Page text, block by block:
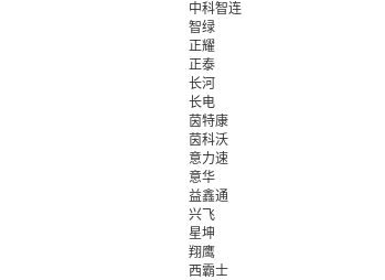
中科智连
智绿
正耀
正泰
长河
长电
茵特康
茵科沃
意力速
意华
益鑫通
兴飞
星坤
翔鹰
西霸士